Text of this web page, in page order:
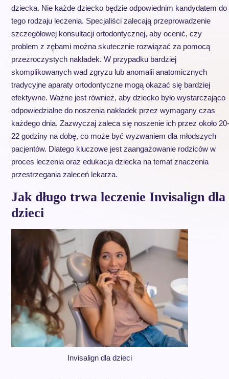
dziecka. Nie każde dziecko będzie odpowiednim kandydatem do
tego rodzaju leczenia. Specjaliści zalecają przeprowadzenie
szczegółowej konsultacji ortodontycznej, aby ocenić, czy
problem z zębami można skutecznie rozwiązać za pomocą
przezroczystych nakładek. W przypadku bardziej
skomplikowanych wad zgryzu lub anomalii anatomicznych
tradycyjne aparaty ortodontyczne mogą okazać się bardziej
efektywne. Ważne jest również, aby dziecko było wystarczająco
odpowiedzialne do noszenia nakładek przez wymagany czas
każdego dnia. Zazwyczaj zaleca się noszenie ich przez około 20-
22 godziny na dobę, co może być wyzwaniem dla młodszych
pacjentów. Dlatego kluczowe jest zaangażowanie rodziców w
proces leczenia oraz edukacja dziecka na temat znaczenia
przestrzegania zaleceń lekarza.
Jak długo trwa leczenie Invisalign dla
dzieci
Invisalign dla dzieci